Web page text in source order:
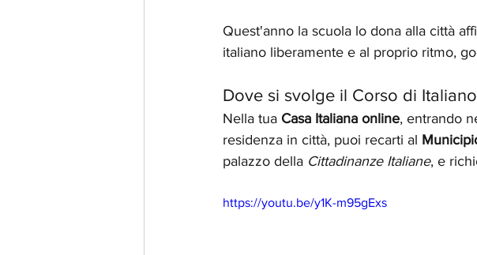
Quest'anno la scuola lo dona alla città
italiano liberamente e al proprio ritmo,
Dove si svolge il Corso di
Nella tua Casa Italiana online, entrando
residenza in città, puoi recarti al
palazzo della Cittadinanze Italiane, e
https://youtu.be/y1K-m95gExs